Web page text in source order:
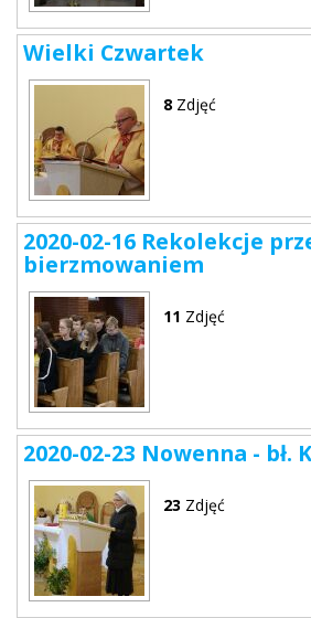
Wielki Czwartek
8 Zdjęć
2020-02-16 Rekolekcje
bierzmowaniem
11 Zdjęć
2020-02-23 Nowenna - bł.
23 Zdjęć